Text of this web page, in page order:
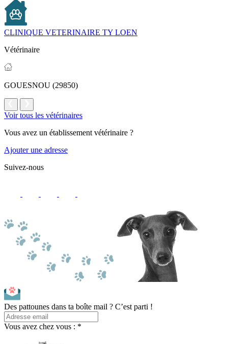
CLINIQUE VETERINAIRE TY LOEN
Vétérinaire
GOUESNOU (29850)
Voir tous les vétérinaires
Vous avez un établissement vétérinaire ?
Ajouter une adresse
Suivez-nous
Des pattounes dans ta boîte mail ? C’est parti !
Vous avez chez vous : *